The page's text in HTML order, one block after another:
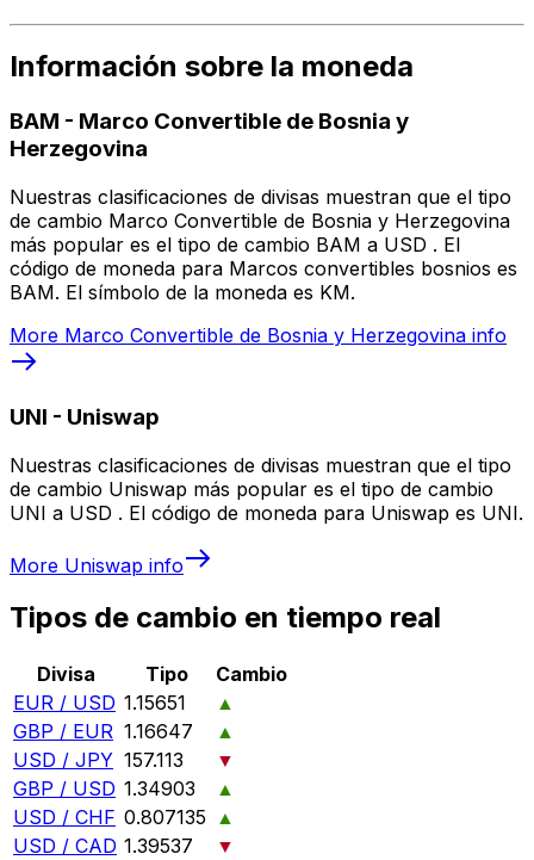
Información sobre la moneda
BAM - Marco Convertible de Bosnia y
Herzegovina
Nuestras clasificaciones de divisas muestran que el tipo
de cambio Marco Convertible de Bosnia y Herzegovina
más popular es el tipo de cambio BAM a USD . El
código de moneda para Marcos convertibles bosnios es
BAM. El símbolo de la moneda es KM.
More Marco Convertible de Bosnia y Herzegovina info
UNI - Uniswap
Nuestras clasificaciones de divisas muestran que el tipo
de cambio Uniswap más popular es el tipo de cambio
UNI a USD . El código de moneda para Uniswap es UNI.
More Uniswap info
Tipos de cambio en tiempo real
Divisa Tipo
Cambio
EUR / USD 1.15651
▲
GBP / EUR 1.16647
▲
USD / JPY 157.113
▼
GBP / USD 1.34903
▲
USD / CHF 0.807135 ▲
USD / CAD 1.39537
▼